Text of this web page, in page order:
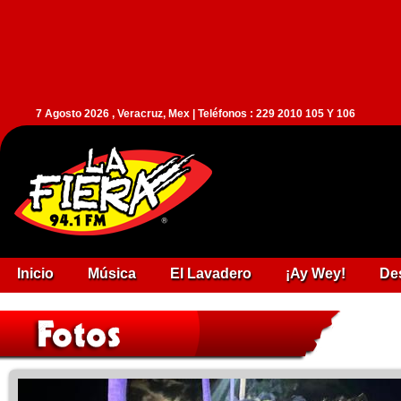
7 Agosto 2026 , Veracruz, Mex | Teléfonos : 229 2010 105 Y 106
Inicio Música El Lavadero ¡Ay Wey!